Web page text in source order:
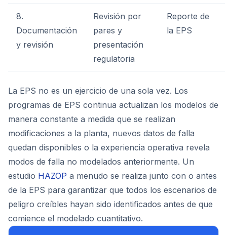
8.
Documentación
y revisión
Revisión por
pares y
presentación
regulatoria
Reporte de
la EPS
La EPS no es un ejercicio de una sola vez. Los
programas de EPS continua actualizan los modelos de
manera constante a medida que se realizan
modificaciones a la planta, nuevos datos de falla
quedan disponibles o la experiencia operativa revela
modos de falla no modelados anteriormente. Un
estudio HAZOP a menudo se realiza junto con o antes
de la EPS para garantizar que todos los escenarios de
peligro creíbles hayan sido identificados antes de que
comience el modelado cuantitativo.